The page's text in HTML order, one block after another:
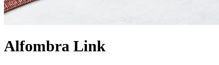
Alfombra Link